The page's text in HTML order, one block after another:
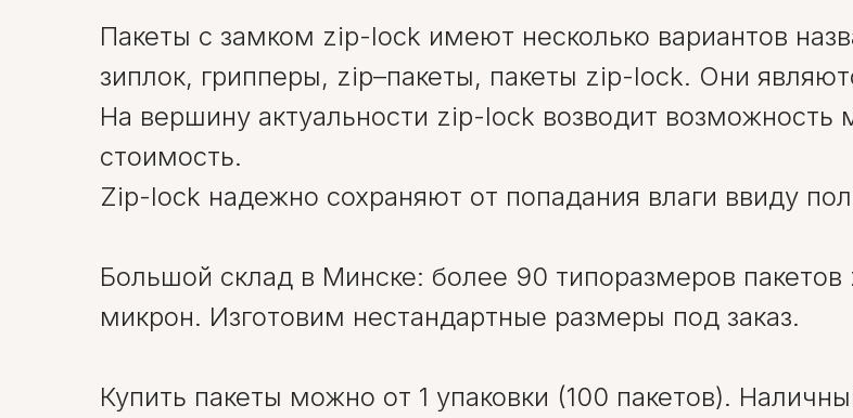
Пакеты с замком zip-lock имеют несколько вариантов
зиплок, грипперы, zip–пакеты, пакеты zip-lock. Они
На вершину актуальности zip-lock возводит возможность
стоимость.
Zip-lock надежно сохраняют от попадания влаги ввиду
Большой склад в Минске: более 90 типоразмеров
микрон. Изготовим нестандартные размеры под заказ.
Купить пакеты можно от 1 упаковки (100 пакетов).